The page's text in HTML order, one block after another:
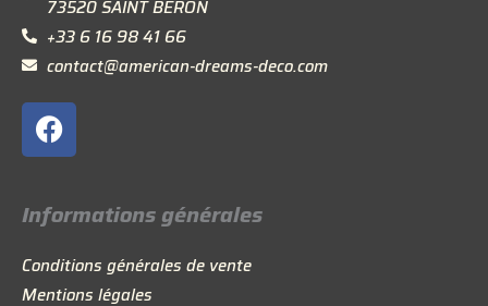
73520 SAINT BERON
+33 6 16 98 41 66
contact@american-dreams-deco.com
F
a
c
e
b
o
o
Informations générales
Conditions générales de vente
Mentions légales